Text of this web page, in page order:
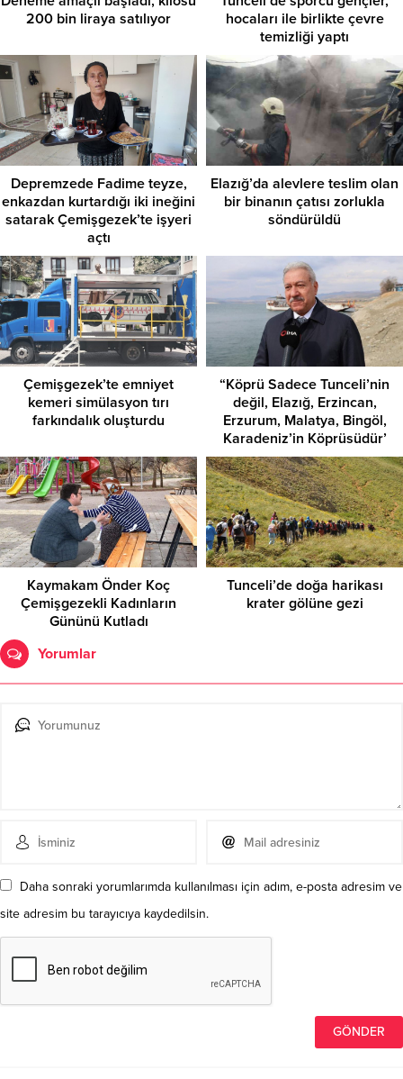
200 bin liraya satılıyor
hocaları ile birlikte çevre
temizliği yaptı
Depremzede Fadime teyze,
enkazdan kurtardığı iki ineğini
satarak Çemişgezek’te işyeri
açtı
Elazığ’da alevlere teslim olan
bir binanın çatısı zorlukla
söndürüldü
Çemişgezek’te emniyet
kemeri simülasyon tırı
farkındalık oluşturdu
“Köprü Sadece Tunceli’nin
değil, Elazığ, Erzincan,
Erzurum, Malatya, Bingöl,
Karadeniz’in Köprüsüdür’
Kaymakam Önder Koç
Çemişgezekli Kadınların
Gününü Kutladı
Tunceli’de doğa harikası
krater gölüne gezi
Yorumlar
Daha sonraki yorumlarımda kullanılması için adım, e-posta adresim ve
site adresim bu tarayıcıya kaydedilsin.